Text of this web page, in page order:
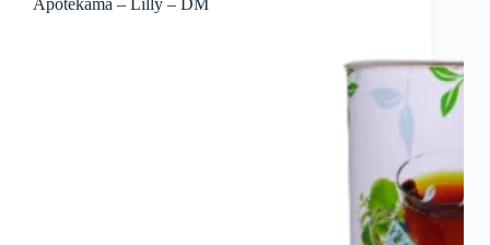
Apotekama – Lilly – DM